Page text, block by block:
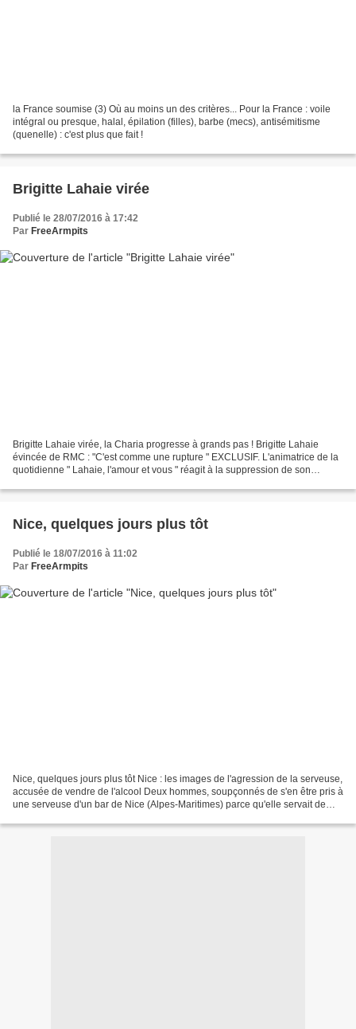
la France soumise (3) Où au moins un des critères... Pour la France : voile
intégral ou presque, halal, épilation (filles), barbe (mecs), antisémitisme
(quenelle) : c'est plus que fait !
Brigitte Lahaie virée
Publié le 28/07/2016 à 17:42
Par FreeArmpits
Brigitte Lahaie virée, la Charia progresse à grands pas ! Brigitte Lahaie
évincée de RMC : "C'est comme une rupture " EXCLUSIF. L'animatrice de la
quotidienne " Lahaie, l'amour et vous " réagit à la suppression de son
Nice, quelques jours plus tôt
Publié le 18/07/2016 à 11:02
Par FreeArmpits
Nice, quelques jours plus tôt Nice : les images de l'agression de la serveuse,
accusée de vendre de l'alcool Deux hommes, soupçonnés de s'en être pris à
une serveuse d'un bar de Nice (Alpes-Maritimes) parce qu'elle servait de